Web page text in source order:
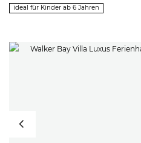
ideal für Kinder ab 6 Jahren